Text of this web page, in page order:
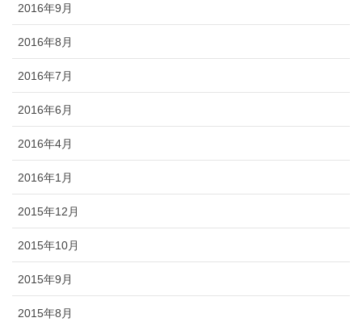
2016年9月
2016年8月
2016年7月
2016年6月
2016年4月
2016年1月
2015年12月
2015年10月
2015年9月
2015年8月